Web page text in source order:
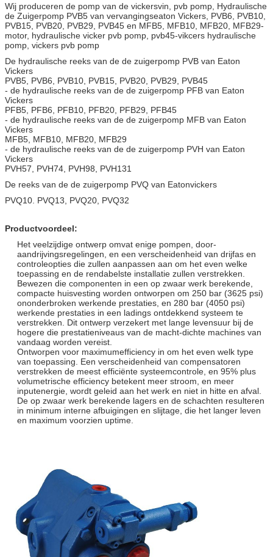
Wij produceren de pomp van de vickersvin, pvb pomp, Hydraulische
de Zuigerpomp PVB5 van vervangingseaton Vickers, PVB6, PVB10,
PVB15, PVB20, PVB29, PVB45 en MFB5, MFB10, MFB20, MFB29-
motor, hydraulische vicker pvb pomp, pvb45-vikcers hydraulische
pomp, vickers pvb pomp
De hydraulische reeks van de de zuigerpomp PVB van Eaton
Vickers
PVB5, PVB6, PVB10, PVB15, PVB20, PVB29, PVB45
- de hydraulische reeks van de de zuigerpomp PFB van Eaton
Vickers
PFB5, PFB6, PFB10, PFB20, PFB29, PFB45
- de hydraulische reeks van de de zuigerpomp MFB van Eaton
Vickers
MFB5, MFB10, MFB20, MFB29
- de hydraulische reeks van de de zuigerpomp PVH van Eaton
Vickers
PVH57, PVH74, PVH98, PVH131
De reeks van de de zuigerpomp PVQ van Eatonvickers
PVQ10. PVQ13, PVQ20, PVQ32
Productvoordeel:
Het veelzijdige ontwerp omvat enige pompen, door-
aandrijvingsregelingen, en een verscheidenheid van drijfas en
controleopties die zullen aanpassen aan om het even welke
toepassing en de rendabelste installatie zullen verstrekken.
Bewezen die componenten in een op zwaar werk berekende,
compacte huisvesting worden ontworpen om 250 bar (3625 psi)
ononderbroken werkende prestaties, en 280 bar (4050 psi)
werkende prestaties in een ladings ontdekkend systeem te
verstrekken. Dit ontwerp verzekert met lange levensuur bij de
hogere die prestatieniveaus van de macht-dichte machines van
vandaag worden vereist.
Ontworpen voor maximumefficiency in om het even welk type
van toepassing. Een verscheidenheid van compensatoren
verstrekken de meest efficiënte systeemcontrole, en 95% plus
volumetrische efficiency betekent meer stroom, en meer
inputenergie, wordt geleid aan het werk en niet in hitte en afval.
De op zwaar werk berekende lagers en de schachten resulteren
in minimum interne afbuigingen en slijtage, die het langer leven
en maximum voorzien uptime.